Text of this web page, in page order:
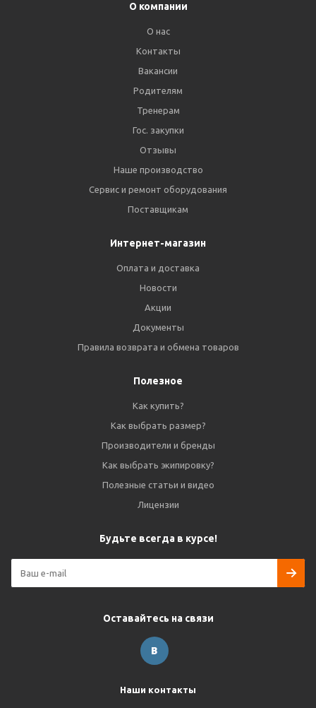
О компании
О нас
Контакты
Вакансии
Родителям
Тренерам
Гос. закупки
Отзывы
Наше производство
Сервис и ремонт оборудования
Поставщикам
Интернет-магазин
Оплата и доставка
Новости
Акции
Документы
Правила возврата и обмена товаров
Полезное
Как купить?
Как выбрать размер?
Производители и бренды
Как выбрать экипировку?
Полезные статьи и видео
Лицензии
Будьте всегда в курсе!
Оставайтесь на связи
Наши контакты